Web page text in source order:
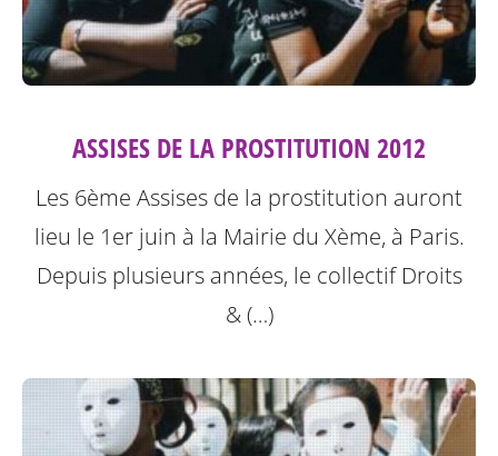
ASSISES DE LA PROSTITUTION 2012
Les 6ème Assises de la prostitution auront
lieu le 1er juin à la Mairie du Xème, à Paris.
Depuis plusieurs années, le collectif Droits
& (…)